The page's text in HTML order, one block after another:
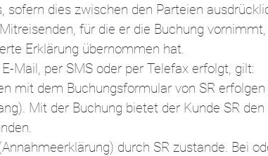
dies zwischen den Parteien
für die er die Buchung
Erklärung übernommen hat.
Mail, per SMS oder per Telefax erfolgt, gilt:
mit dem Buchungsformular von SR
Mit der Buchung bietet der Kunde SR
durch SR zustande. Bei